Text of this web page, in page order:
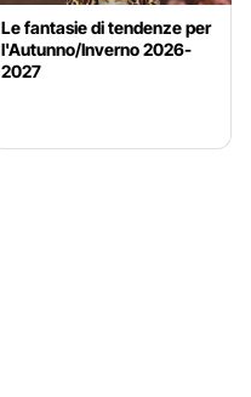
Le fantasie di tendenze per
l'Autunno/Inverno 2026-
2027